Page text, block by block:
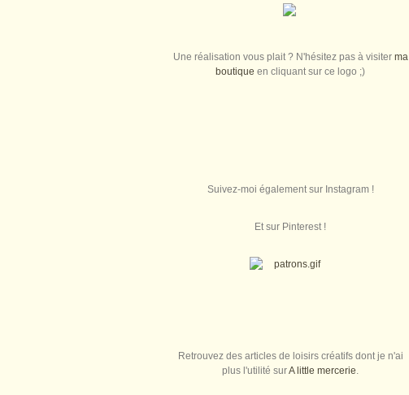
Une réalisation vous plait ? N'hésitez pas à visiter ma
boutique en cliquant sur ce logo ;)
Suivez-moi également sur Instagram !
Et sur Pinterest !
Retrouvez des articles de loisirs créatifs dont je n'ai
plus l'utilité surA little mercerie.